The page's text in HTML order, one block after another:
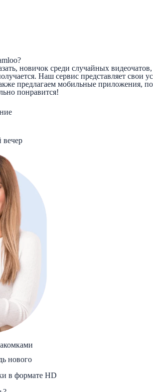
новичок среди случайных видеочатов,
Наш сервис представляет свои
предлагаем мобильные приложения,
понравится!
вечер
нового
в формате HD